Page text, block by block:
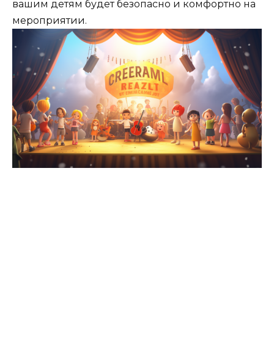
вашим детям будет безопасно и комфортно на
мероприятии.